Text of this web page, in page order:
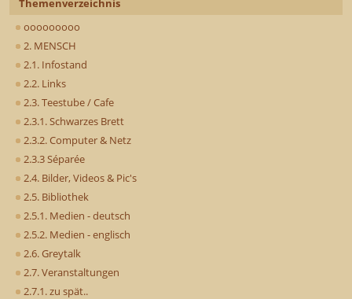
Themenverzeichnis
ooooooooo
2. MENSCH
2.1. Infostand
2.2. Links
2.3. Teestube / Cafe
2.3.1. Schwarzes Brett
2.3.2. Computer & Netz
2.3.3 Séparée
2.4. Bilder, Videos & Pic's
2.5. Bibliothek
2.5.1. Medien - deutsch
2.5.2. Medien - englisch
2.6. Greytalk
2.7. Veranstaltungen
2.7.1. zu spät..